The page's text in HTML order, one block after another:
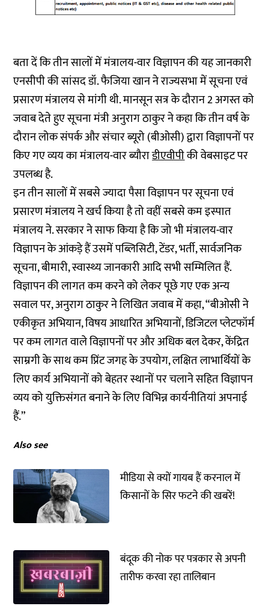
बता दें कि तीन सालों में मंत्रालय-वार विज्ञापन की यह जानकारी
एनसीपी की सांसद डॉ. फैजिया खान ने राज्यसभा में सूचना एवं
प्रसारण मंत्रालय से मांगी थी. मानसून सत्र के दौरान 2 अगस्त को
जवाब देते हुए सूचना मंत्री अनुराग ठाकुर ने कहा कि तीन वर्ष के
दौरान लोक संपर्क और संचार ब्यूरो (बीओसी) द्वारा विज्ञापनों पर
किए गए व्यय का मंत्रालय-वार ब्यौराडीएवीपीकी वेबसाइट पर
उपलब्ध है.
इन तीन सालों में सबसे ज्यादा पैसा विज्ञापन पर सूचना एवं
प्रसारण मंत्रालय ने खर्च किया है तो वहीं सबसे कम इस्पात
मंत्रालय ने. सरकार ने साफ किया है कि जो भी मंत्रालय-वार
विज्ञापन के आंकड़े हैं उसमें पब्लिसिटी, टेंडर, भर्ती, सार्वजनिक
सूचना, बीमारी, स्वास्थ्य जानकारी आदि सभी सम्मिलित हैं.
विज्ञापन की लागत कम करने को लेकर पूछे गए एक अन्य
सवाल पर, अनुराग ठाकुर ने लिखित जवाब में कहा, “बीओसी ने
एकीकृत अभियान, विषय आधारित अभियानों, डिजिटल प्लेटफॉर्म
पर कम लागत वाले विज्ञापनों पर और अधिक बल देकर, केंद्रित
साम्रगी के साथ कम प्रिंट जगह के उपयोग, लक्षित लाभार्थियों के
लिए कार्य अभियानों को बेहतर स्थानों पर चलाने सहित विज्ञापन
व्यय को युक्तिसंगत बनाने के लिए विभिन्न कार्यनीतियां अपनाई
हैं.”
Also see
मीडिया से क्यों गायब हैं करनाल में
किसानों के सिर फटने की खबरें!
बंदूक की नोक पर पत्रकार से अपनी
तारीफ करवा रहा तालिबान